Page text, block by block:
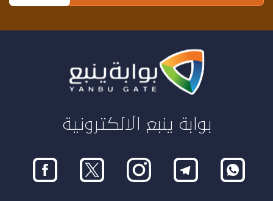
بوابة ينبع الالكترونية